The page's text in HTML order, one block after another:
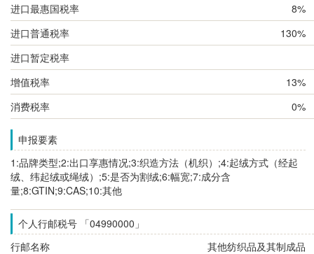
进口最惠国税率
8%
进口普通税率
130%
进口暂定税率
增值税率
13%
消费税率
0%
申报要素
1:品牌类型;2:出口享惠情况;3:织造方法（机织）;4:起绒方式（经起
绒、纬起绒或绳绒）;5:是否为割绒;6:幅宽;7:成分含
量;8:GTIN;9:CAS;10:其他
个人行邮税号 「04990000」
行邮名称
其他纺织品及其制成品